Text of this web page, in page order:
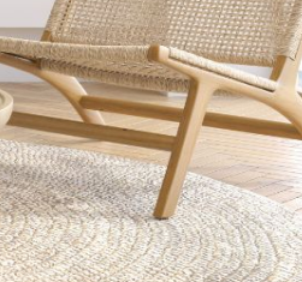
SKONFIGURUJ
Sofa DENVER tkanina Welur...
990,00 zł
Do koszyka
Pokazano 1-6 z 6 pozycji